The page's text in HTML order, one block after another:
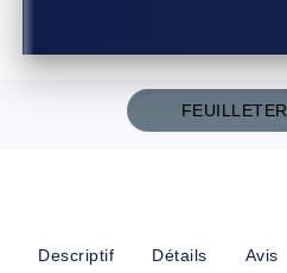
FEUILLETER
Descriptif Détails Avis